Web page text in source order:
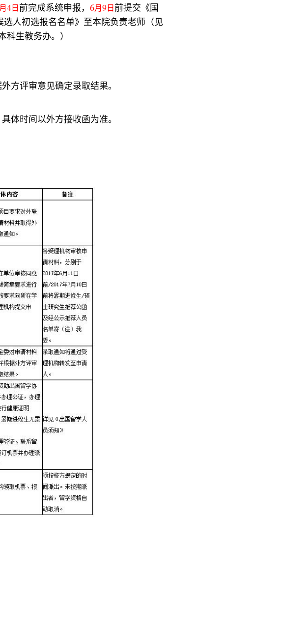
月4日前完成系统申报， 6月9日前提交《国
人初选报名名单》至本院负责老师（见
科生教务办。）
方评审意见确定录取结果。
体时间以外方接收函为准。